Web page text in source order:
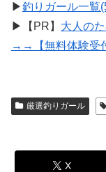
▶釣りガール一覧
▶【PR】 大人の
→→【無料体験受
厳選釣りガール
X